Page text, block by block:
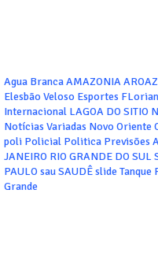
Agua BrancaAMAZONIA
Elesbão Veloso Esportes
Internacional LAGOA DO SITIO
Notícias Variadas Novo Oriente
poli Policial Politica Previsões
JANEIRO RIO GRANDE DO SUL
PAULOsauSAUDÊslide Tanque
Grande